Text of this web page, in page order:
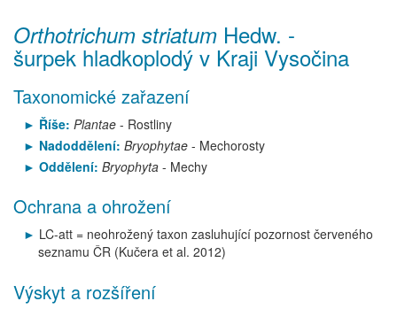
Orthotrichum striatum Hedw. -
šurpek hladkoplodý v Kraji Vysočina
Taxonomické zařazení
Říše: Plantae- Rostliny
Nadoddělení: Bryophytae- Mechorosty
Oddělení: Bryophyta- Mechy
Ochrana a ohrožení
LC-att = neohrožený taxon zasluhující pozornost červeného
seznamu ČR (Kučera et al. 2012)
Výskyt a rozšíření